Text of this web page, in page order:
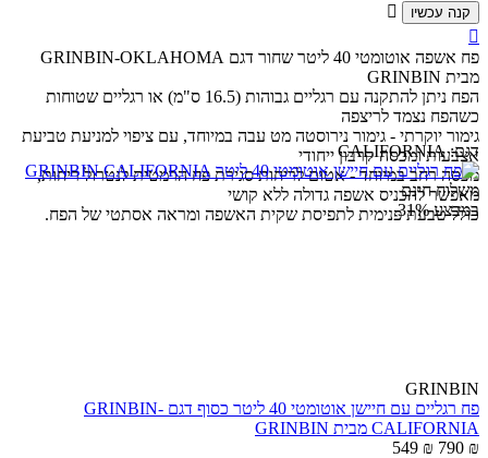
קנה עכשיו


פח אשפה אוטומטי 40 ליטר שחור דגם GRINBIN-OKLAHOMA
מבית GRINBIN
הפח ניתן להתקנה עם רגליים גבוהות (16.5 ס"מ) או רגליים שטוחות
כשהפח נצמד לריצפה
גימור יוקרתי - גימור נירוסטה מט עבה במיוחד, עם ציפוי למניעת טביעת
אצבעות ומכסה קרבון ייחודי
מכסה רחב במיוחד - אטום לריחות סגירת פח הרמטית לנטרול ריחות,
מאפשר להכניס אשפה גדולה ללא קושי
כולל טבעת פנימית לתפיסת שקית האשפה ומראה אסתטי של הפח.
דגם: CALIFORNIA
משלוח חינם
במבצע31%
GRINBIN
פח רגליים עם חיישן אוטומטי 40 ליטר כסוף דגם GRINBIN-
CALIFORNIA מבית GRINBIN
790 ₪
549 ₪